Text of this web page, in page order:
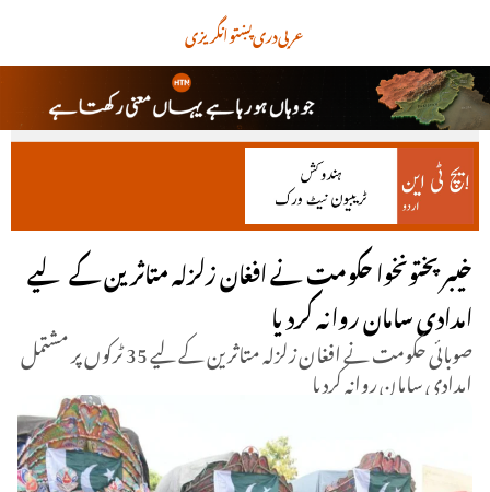
انگریزیپښتودریعربی
خیبر پختونخوا حکومت نے افغان زلزلہ متاثرین کے لیے
امدادی سامان روانہ کردیا
صوبائی حکومت نے افغان زلزلہ متاثرین کے لیے 35 ٹرکوں پر مشتمل
امدادی سامان روانہ کردیا